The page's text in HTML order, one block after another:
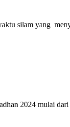
silam yang
2024 mulai